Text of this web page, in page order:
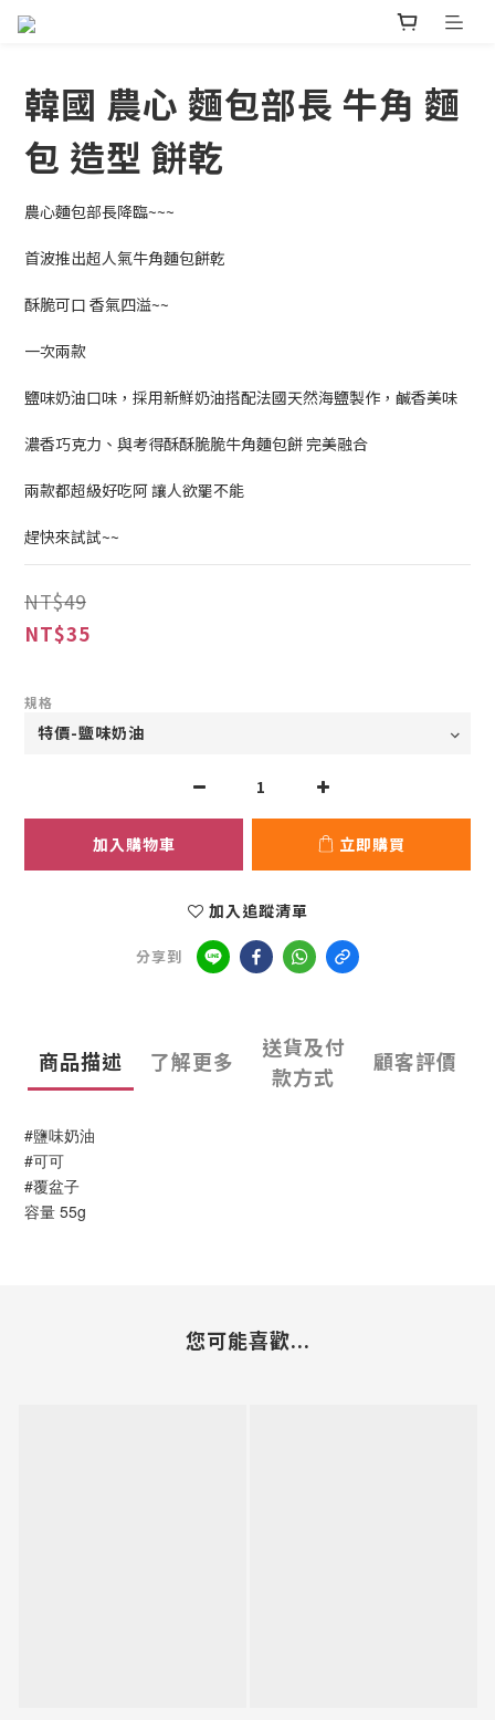
韓國 農心 麵包部長 牛角 麵
包 造型 餅乾
農心麵包部長降臨~~~
首波推出超人氣牛角麵包餅乾
酥脆可口 香氣四溢~~
一次兩款
鹽味奶油口味，採用新鮮奶油搭配法國天然海鹽製作，鹹香美味
濃香巧克力、與考得酥酥脆脆牛角麵包餅 完美融合
兩款都超級好吃阿 讓人欲罷不能
趕快來試試~~
NT$49
NT$35
規格
加入購物車 立即購買
加入追蹤清單
分享到
商品描述 了解更多
送貨及付
款方式
顧客評價
#鹽味奶油
#可可
#覆盆子
容量 55g
您可能喜歡...